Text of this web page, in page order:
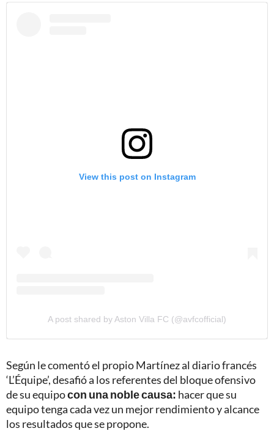
View this post on Instagram
A post shared by Aston Villa FC (@avfcofficial)
Según le comentó el propio Martínez al diario francés
‘L’Équipe’, desafió a los referentes del bloque ofensivo
de su equipocon una noble causa: hacer que su
equipo tenga cada vez un mejor rendimiento y alcance
los resultados que se propone.